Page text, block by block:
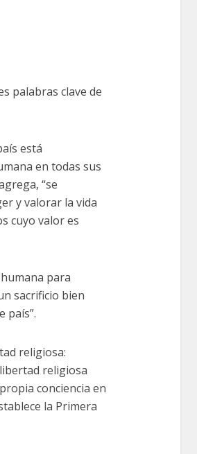
palabras clave de
está
en todas sus
“se
y valorar la vida
cuyo valor es
para
sacrificio bien
país”.
religiosa:
religiosa
conciencia en
la Primera